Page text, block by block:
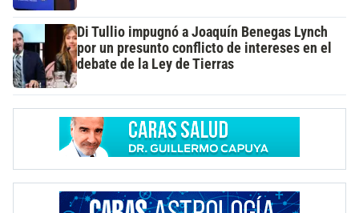
Di Tullio impugnó a Joaquín Benegas Lynch
por un presunto conflicto de intereses en el
debate de la Ley de Tierras